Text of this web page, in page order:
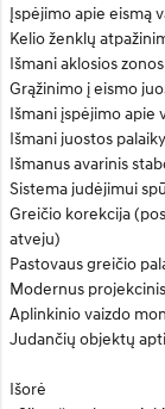
Įspėjimo apie eismą
Kelio ženklų
Išmani aklosios
Grąžinimo į eismo
Išmani įspėjimo apie
Išmani juostos
Išmanus avarinis
Sistema judėjimui
Greičio korekcija
atveju)
Pastovaus greičio
Modernus
Aplinkinio vaizdo
Judančių objektų
Išorė